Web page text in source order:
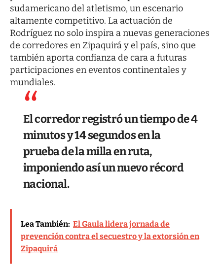
sudamericano del atletismo, un escenario
altamente competitivo. La actuación de
Rodríguez no solo inspira a nuevas generaciones
de corredores en Zipaquirá y el país, sino que
también aporta confianza de cara a futuras
participaciones en eventos continentales y
mundiales.
El corredor registró un tiempo de 4
minutos y 14 segundos en la
prueba de la milla en ruta,
imponiendo así un nuevo récord
nacional.
Lea También: El Gaula lidera jornada de
prevención contra el secuestro y la extorsión en
Zipaquirá